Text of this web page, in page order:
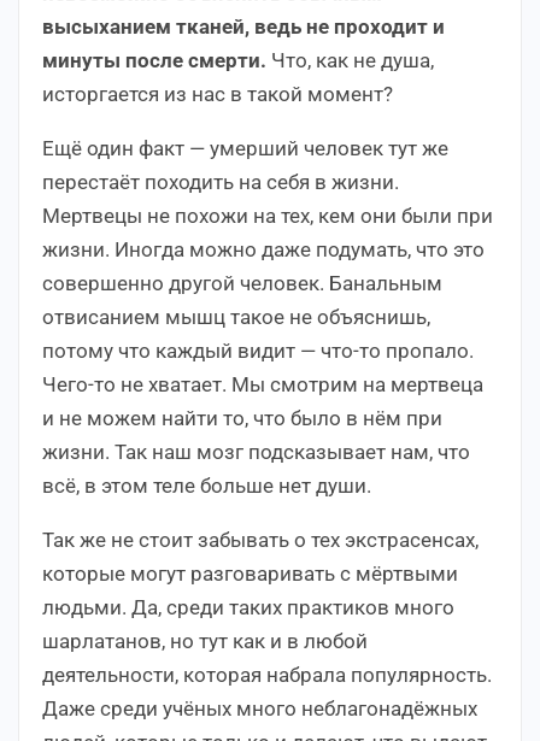
высыханием тканей, ведь не проходит и
минуты после смерти. Что, как не душа,
исторгается из нас в такой момент?
Ещё один факт — умерший человек тут же
перестаёт походить на себя в жизни.
Мертвецы не похожи на тех, кем они были при
жизни. Иногда можно даже подумать, что это
совершенно другой человек. Банальным
отвисанием мышц такое не объяснишь,
потому что каждый видит — что-то пропало.
Чего-то не хватает. Мы смотрим на мертвеца
и не можем найти то, что было в нём при
жизни. Так наш мозг подсказывает нам, что
всё, в этом теле больше нет души.
Так же не стоит забывать о тех экстрасенсах,
которые могут разговаривать с мёртвыми
людьми. Да, среди таких практиков много
шарлатанов, но тут как и в любой
деятельности, которая набрала популярность.
Даже среди учёных много неблагонадёжных